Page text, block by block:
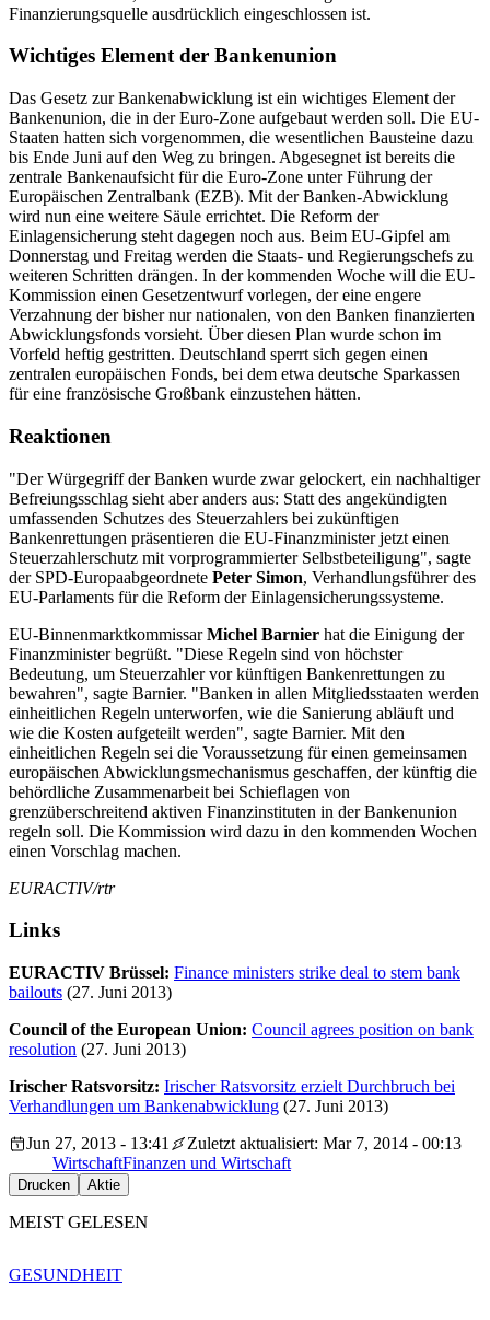
Finanzierungsquelle ausdrücklich eingeschlossen ist.
Wichtiges Element der Bankenunion
Das Gesetz zur Bankenabwicklung ist ein wichtiges Element der
Bankenunion, die in der Euro-Zone aufgebaut werden soll. Die EU-
Staaten hatten sich vorgenommen, die wesentlichen Bausteine dazu
bis Ende Juni auf den Weg zu bringen. Abgesegnet ist bereits die
zentrale Bankenaufsicht für die Euro-Zone unter Führung der
Europäischen Zentralbank (EZB). Mit der Banken-Abwicklung
wird nun eine weitere Säule errichtet. Die Reform der
Einlagensicherung steht dagegen noch aus. Beim EU-Gipfel am
Donnerstag und Freitag werden die Staats- und Regierungschefs zu
weiteren Schritten drängen. In der kommenden Woche will die EU-
Kommission einen Gesetzentwurf vorlegen, der eine engere
Verzahnung der bisher nur nationalen, von den Banken finanzierten
Abwicklungsfonds vorsieht. Über diesen Plan wurde schon im
Vorfeld heftig gestritten. Deutschland sperrt sich gegen einen
zentralen europäischen Fonds, bei dem etwa deutsche Sparkassen
für eine französische Großbank einzustehen hätten.
Reaktionen
"Der Würgegriff der Banken wurde zwar gelockert, ein nachhaltiger
Befreiungsschlag sieht aber anders aus: Statt des angekündigten
umfassenden Schutzes des Steuerzahlers bei zukünftigen
Bankenrettungen präsentieren die EU-Finanzminister jetzt einen
Steuerzahlerschutz mit vorprogrammierter Selbstbeteiligung", sagte
der SPD-Europaabgeordnete Peter Simon, Verhandlungsführer des
EU-Parlaments für die Reform der Einlagensicherungssysteme.
EU-BinnenmarktkommissarMichel Barnier hat die Einigung der
Finanzminister begrüßt. "Diese Regeln sind von höchster
Bedeutung, um Steuerzahler vor künftigen Bankenrettungen zu
bewahren", sagte Barnier. "Banken in allen Mitgliedsstaaten werden
einheitlichen Regeln unterworfen, wie die Sanierung abläuft und
wie die Kosten aufgeteilt werden", sagte Barnier. Mit den
einheitlichen Regeln sei die Voraussetzung für einen gemeinsamen
europäischen Abwicklungsmechanismus geschaffen, der künftig die
behördliche Zusammenarbeit bei Schieflagen von
grenzüberschreitend aktiven Finanzinstituten in der Bankenunion
regeln soll. Die Kommission wird dazu in den kommenden Wochen
einen Vorschlag machen.
EURACTIV/rtr
Links
EURACTIV Brüssel: Finance ministers strike deal to stem bank
bailouts (27. Juni 2013)
Council of the European Union: Council agrees position on bank
resolution (27. Juni 2013)
Irischer Ratsvorsitz: Irischer Ratsvorsitz erzielt Durchbruch bei
Verhandlungen um Bankenabwicklung (27. Juni 2013)
Jun 27, 2013 - 13:41
Zuletzt aktualisiert: Mar 7, 2014 - 00:13
WirtschaftFinanzen und Wirtschaft
Drucken Aktie
MEIST GELESEN
GESUNDHEIT